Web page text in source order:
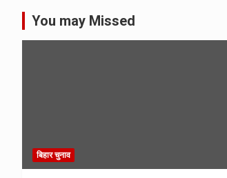
You may Missed
बिहार चुनाव